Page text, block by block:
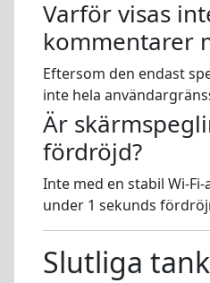
Varför visas
kommentarer
Eftersom den endast
inte hela
Är
fördröjd?
Inte med en stabil Wi-
under 1 sekunds
Slutliga